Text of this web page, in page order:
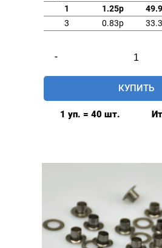
1 1.25р
3
0.83р
-
товара
Люверсы
3мм
шт.
КУПИТЬ
1 уп. = 40 шт.